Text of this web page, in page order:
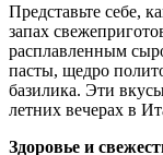
Представьте себе,
запах
расплавленным
пасты, щедро
базилика. Эти
летних вечерах в
Здоровье и